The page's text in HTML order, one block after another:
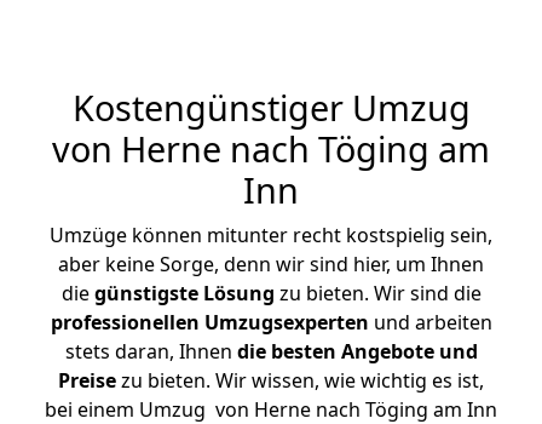
Kostengünstiger Umzug
von Herne nach Töging am
Inn
Umzüge können mitunter recht kostspielig sein,
aber keine Sorge, denn wir sind hier, um Ihnen
diegünstigste Lösung zu bieten. Wir sind die
professionellen Umzugsexperten und arbeiten
stets daran, Ihnen die besten Angebote und
Preisezu bieten. Wir wissen, wie wichtig es ist,
bei einem Umzug von Herne nach Töging am Inn